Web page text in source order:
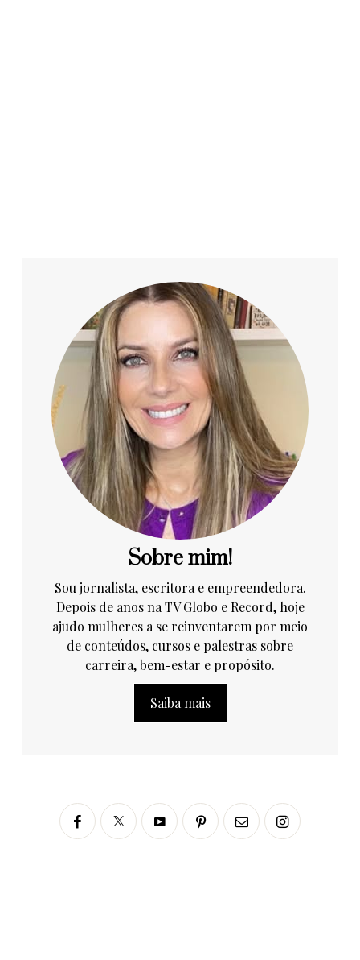
Sobre mim!
Sou jornalista, escritora e empreendedora.
Depois de anos na TV Globo e Record, hoje
ajudo mulheres a se reinventarem por meio
de conteúdos, cursos e palestras sobre
carreira, bem-estar e propósito.
Saiba mais